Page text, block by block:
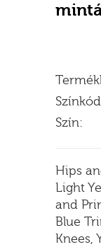
Szín:
Hips
Light
and
Blue
Knees,